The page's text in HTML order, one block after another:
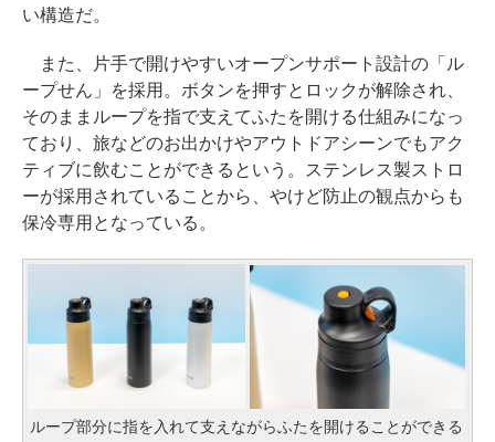
い構造だ。
また、片手で開けやすいオープンサポート設計の「ル
ープせん」を採用。ボタンを押すとロックが解除され、
そのままループを指で支えてふたを開ける仕組みになっ
ており、旅などのお出かけやアウトドアシーンでもアク
ティブに飲むことができるという。ステンレス製ストロ
ーが採用されていることから、やけど防止の観点からも
保冷専用となっている。
ループ部分に指を入れて支えながらふたを開けることができる